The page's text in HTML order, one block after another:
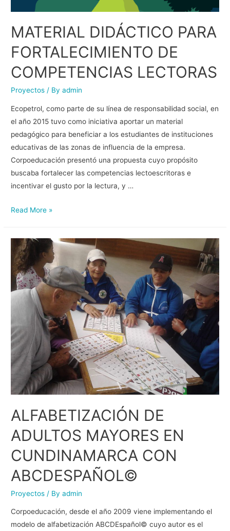
MATERIAL DIDÁCTICO PARA
FORTALECIMIENTO DE
COMPETENCIAS LECTORAS
Proyectos / Byadmin
Ecopetrol, como parte de su línea de responsabilidad social, en
el año 2015 tuvo como iniciativa aportar un material
pedagógico para beneficiar a los estudiantes de instituciones
educativas de las zonas de influencia de la empresa.
Corpoeducación presentó una propuesta cuyo propósito
buscaba fortalecer las competencias lectoescritoras e
incentivar el gusto por la lectura, y …
Read More »
ALFABETIZACIÓN DE
ADULTOS MAYORES EN
CUNDINAMARCA CON
ABCDESPAÑOL©
Proyectos / Byadmin
Corpoeducación, desde el año 2009 viene implementando el
modelo de alfabetización ABCDEspañol© cuyo autor es el